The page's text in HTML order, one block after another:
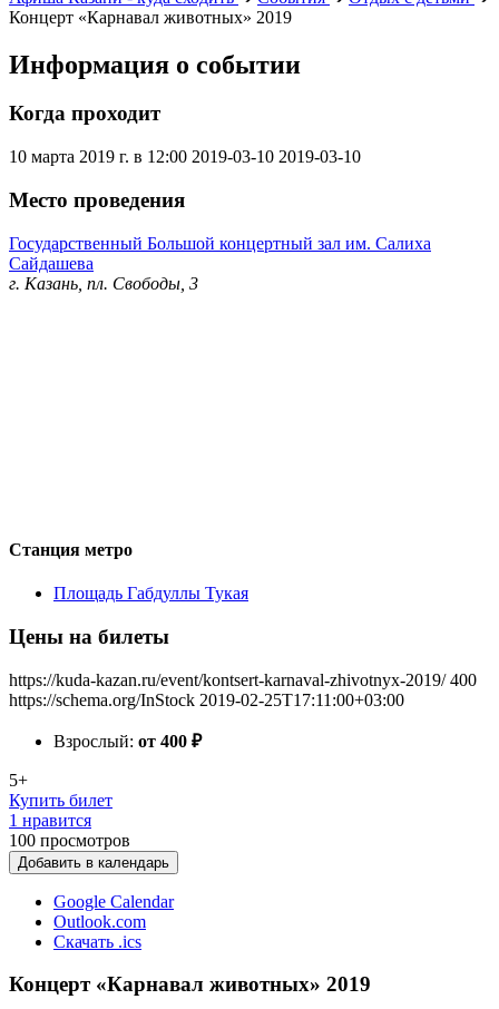
Концерт «Карнавал животных» 2019
Информация о событии
Когда проходит
10 марта 2019 г. в 12:00 2019-03-10 2019-03-10
Место проведения
Государственный Большой концертный зал им. Салиха
Сайдашева
г. Казань, пл. Свободы, 3
Станция метро
Площадь Габдуллы Тукая
Цены на билеты
https://kuda-kazan.ru/event/kontsert-karnaval-zhivotnyx-2019/ 400
https://schema.org/InStock 2019-02-25T17:11:00+03:00
Взрослый: от 400 ₽
5+
Купить билет
1 нравится
100 просмотров
Добавить в календарь
Google Calendar
Outlook.com
Скачать .ics
Концерт «Карнавал животных» 2019